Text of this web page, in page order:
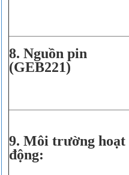
8. Nguồn pin
(GEB221)
9. Môi trường hoạt
động: